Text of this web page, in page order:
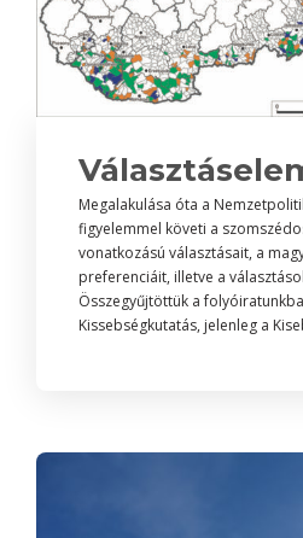
Megalakulása óta a
figyelemmel követi a
vonatkozású választásait, a
preferenciáit, illetve a
Összegyűjtöttük a
Kissebségkutatás, jelenleg a